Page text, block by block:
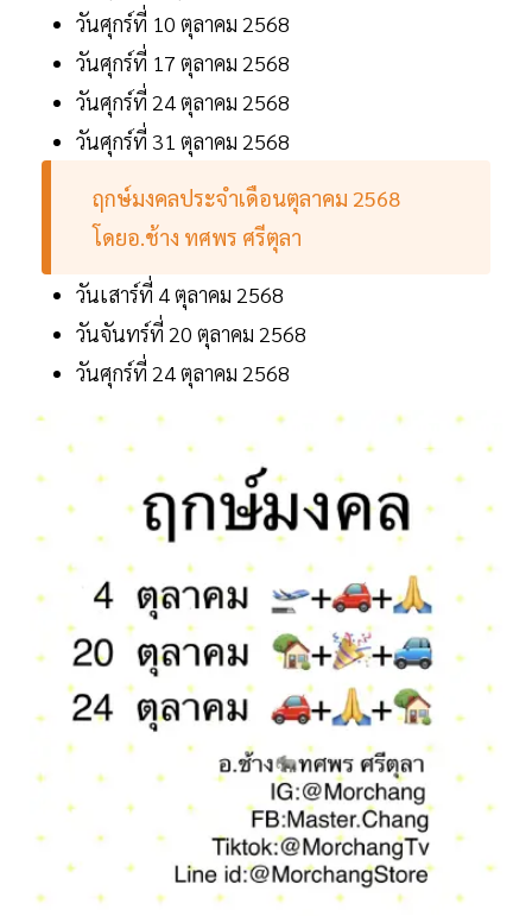
วันศุกร์ที่ 10 ตุลาคม 2568
วันศุกร์ที่ 17 ตุลาคม 2568
วันศุกร์ที่ 24 ตุลาคม 2568
วันศุกร์ที่ 31 ตุลาคม 2568
ฤกษ์มงคลประจำเดือนตุลาคม 2568
โดยอ.ช้าง ทศพร ศรีตุลา
วันเสาร์ที่ 4 ตุลาคม 2568
วันจันทร์ที่ 20 ตุลาคม 2568
วันศุกร์ที่ 24 ตุลาคม 2568